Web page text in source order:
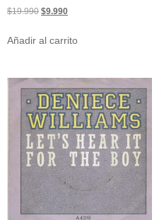
$19.990 $9.990
Añadir al carrito